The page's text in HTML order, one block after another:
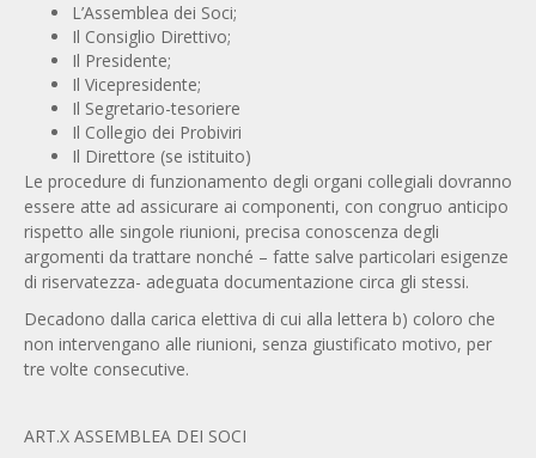
L’Assemblea dei Soci;
Il Consiglio Direttivo;
Il Presidente;
Il Vicepresidente;
Il Segretario-tesoriere
Il Collegio dei Probiviri
Il Direttore (se istituito)
Le procedure di funzionamento degli organi collegiali dovranno
essere atte ad assicurare ai componenti, con congruo anticipo
rispetto alle singole riunioni, precisa conoscenza degli
argomenti da trattare nonché – fatte salve particolari esigenze
di riservatezza- adeguata documentazione circa gli stessi.
Decadono dalla carica elettiva di cui alla lettera b) coloro che
non intervengano alle riunioni, senza giustificato motivo, per
tre volte consecutive.
ART.X ASSEMBLEA DEI SOCI